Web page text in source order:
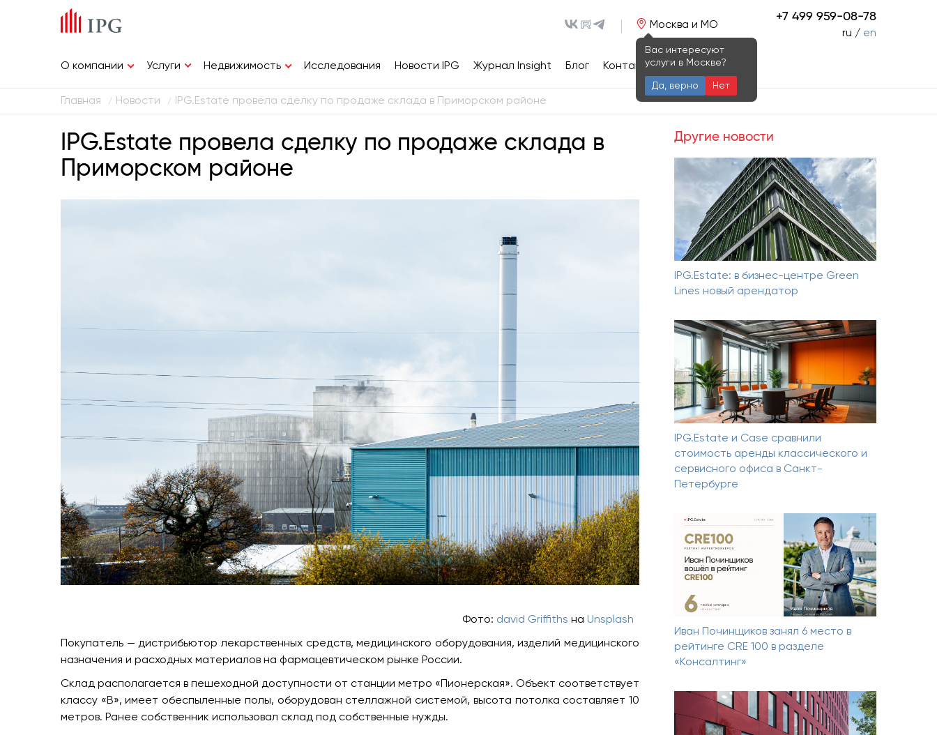
Москва и МО
Вас интересуют
услуги в Москве?
Да, верно Нет
+7 499 959-08-78
ru / en
О компании Услуги Недвижимость Исследования Новости IPG Журнал Insight Блог Контакты
Главная / Новости / IPG.Estate провела сделку по продаже склада в Приморском районе
IPG.Estate провела сделку по продаже склада в
Приморском районе
Фото: david Griffiths на Unsplash
Покупатель — дистрибьютор лекарственных средств, медицинского оборудования, изделий медицинского
назначения и расходных материалов на фармацевтическом рынке России.
Склад располагается в пешеходной доступности от станции метро «Пионерская». Объект соответствует
классу «В», имеет обеспыленные полы, оборудован стеллажной системой, высота потолка составляет 10
метров. Ранее собственник использовал склад под собственные нужды.
Другие новости
IPG.Estate: в бизнес-центре Green
Lines новый арендатор
IPG.Estate и Case сравнили
стоимость аренды классического и
сервисного офиса в Санкт-
Петербурге
Иван Починщиков занял 6 место в
рейтинге CRE 100 в разделе
«Консалтинг»